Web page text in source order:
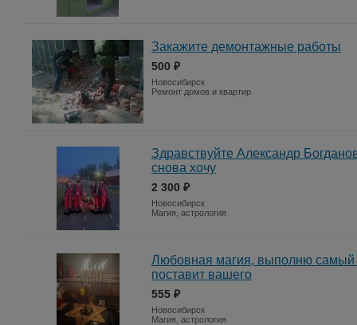
Закажите демонтажные работы
500 ₽
Новосибирск
Ремонт домов и квартир
Здравствуйте Александр
снова хочу
2 300 ₽
Новосибирск
Магия, астрология
Любовная магия, выполню самый
поставит вашего
555 ₽
Новосибирск
Магия, астрология